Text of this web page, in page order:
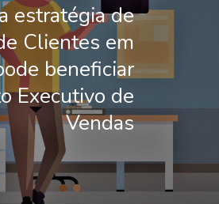
estratégia de
Clientes em
beneficiar
Executivo de
Vendas